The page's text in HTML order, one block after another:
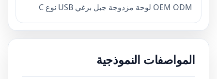
OEM ODM لوحة مزدوجة جبل برغي USB نوع C
مواصفات كابل
الحالي: 3A أو سعة مخصصة هي الدعم
المواصفات النموذجية